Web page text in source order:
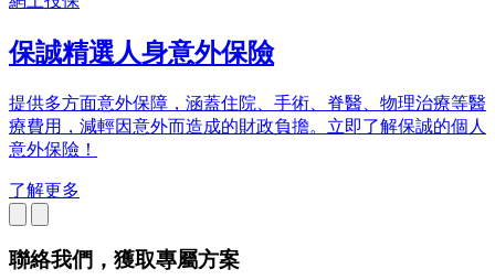
保誠精選人身意外保險
提供多方面意外保障，涵蓋住院、手術、脊醫、物理治療等醫
療費用，減輕因意外而造成的財政負擔。立即了解保誠的個人
意外保險！
了解更多
聯絡我們 ，獲取專屬方案